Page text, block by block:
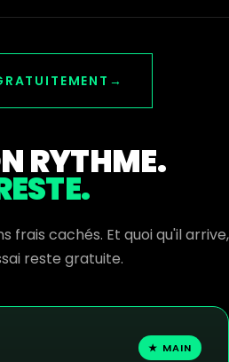
→
RYTHME.
frais cachés. Et quoi qu'il arrive,
reste gratuite.
★ MAIN